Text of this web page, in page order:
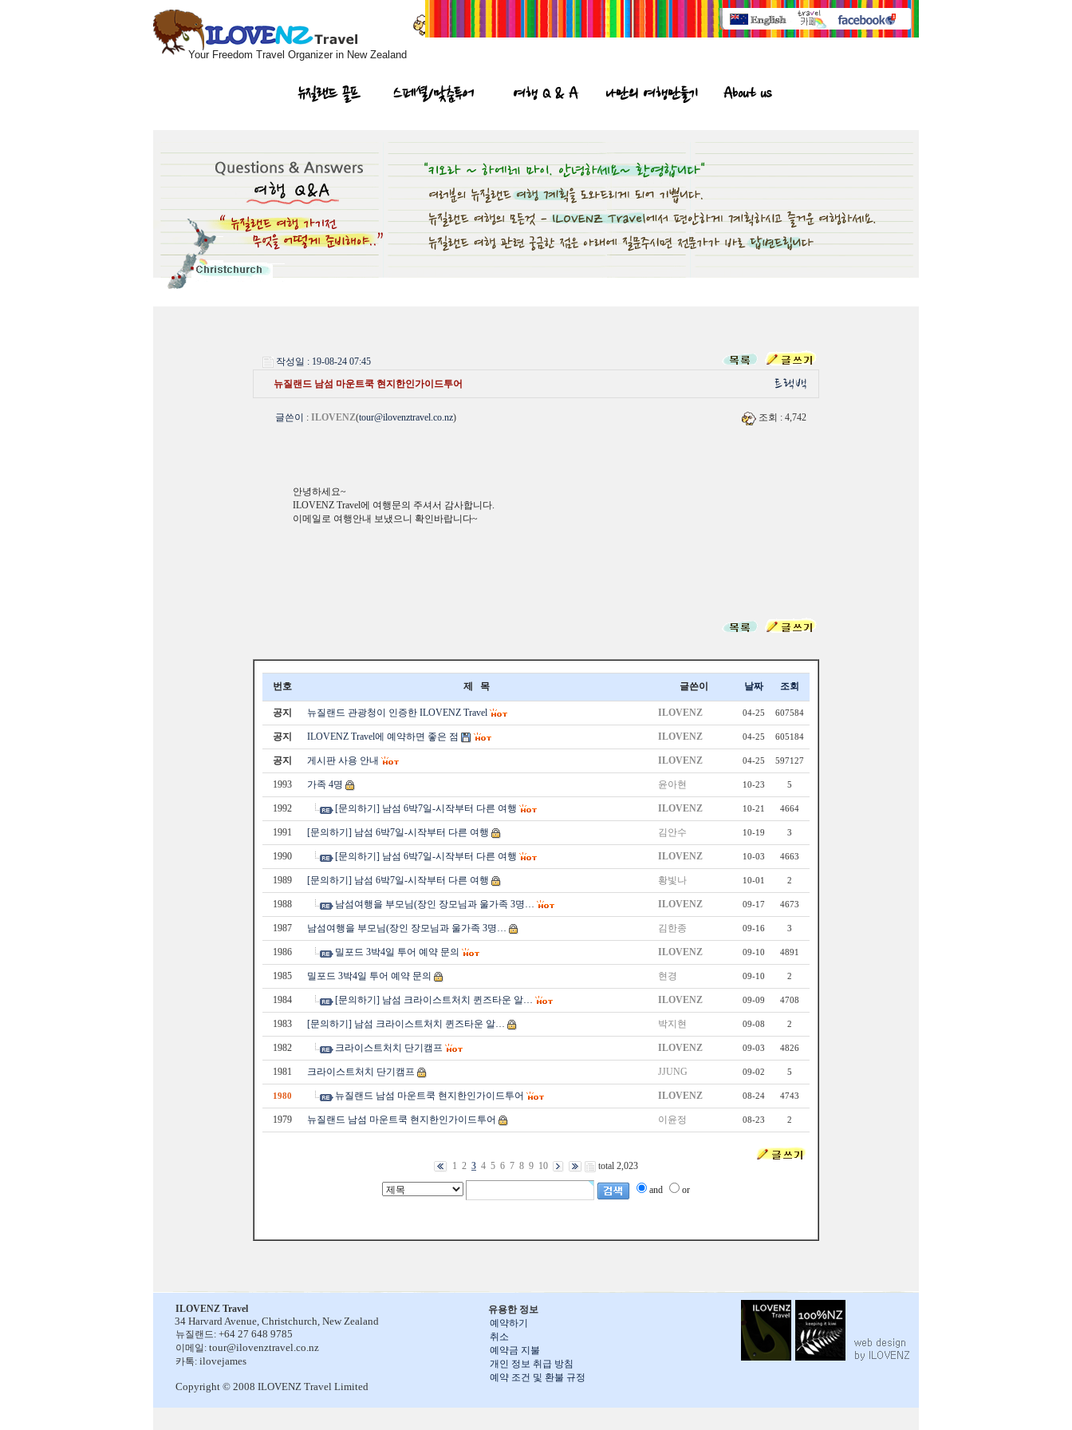
Your Freedom Travel Organizer in New Zealand
뉴질랜드 골프 스페셜/맞춤투어 여행 Q & A 나만의 여행만들기 About us
작성일 : 19-08-24 07:45
뉴질랜드 남섬 마운트쿡 현지한인가이드투어
글쓴이 : ILOVENZ(tour@ilovenztravel.co.nz) 조회 : 4,742
안녕하세요~
ILOVENZ Travel에 여행문의 주셔서 감사합니다.
이메일로 여행안내 보냈으니 확인바랍니다~
번호 제 목 글쓴이 날짜 조회
공지 뉴질랜드 관광청이 인증한 ILOVENZ Travel ILOVENZ 04-25 607584
공지 ILOVENZ Travel에 예약하면 좋은 점 ILOVENZ 04-25 605184
공지 게시판 사용 안내 ILOVENZ 04-25 597127
1993 가족 4명 윤아현 10-23 5
1992 [문의하기] 남섬 6박7일-시작부터 다른 여행 ILOVENZ 10-21 4664
1991 [문의하기] 남섬 6박7일-시작부터 다른 여행 김안수 10-19 3
1990 [문의하기] 남섬 6박7일-시작부터 다른 여행 ILOVENZ 10-03 4663
1989 [문의하기] 남섬 6박7일-시작부터 다른 여행 황빛나 10-01 2
1988 남섬여행을 부모님(장인 장모님과 울가족 3명… ILOVENZ 09-17 4673
1987 남섬여행을 부모님(장인 장모님과 울가족 3명… 김한종 09-16 3
1986 밀포드 3박4일 투어 예약 문의 ILOVENZ 09-10 4891
1985 밀포드 3박4일 투어 예약 문의 현경 09-10 2
1984 [문의하기] 남섬 크라이스트처치 퀸즈타운 알… ILOVENZ 09-09 4708
1983 [문의하기] 남섬 크라이스트처치 퀸즈타운 알… 박지현 09-08 2
1982 크라이스트처치 단기캠프 ILOVENZ 09-03 4826
1981 크라이스트처치 단기캠프 JJUNG 09-02 5
1980 뉴질랜드 남섬 마운트쿡 현지한인가이드투어 ILOVENZ 08-24 4743
1979 뉴질랜드 남섬 마운트쿡 현지한인가이드투어 이윤정 08-23 2
1 2 3 4 5 6 7 8 9 10 total 2,023
and or
유용한 정보
예약하기
취소
예약금 지불
개인 정보 취급 방침
예약 조건 및 환불 규정
ILOVENZ Travel
34 Harvard Avenue, Christchurch, New Zealand
뉴질랜드: +64 27 648 9785
이메일: tour@ilovenztravel.co.nz
카톡: ilovejames
Copyright © 2008 ILOVENZ Travel Limited